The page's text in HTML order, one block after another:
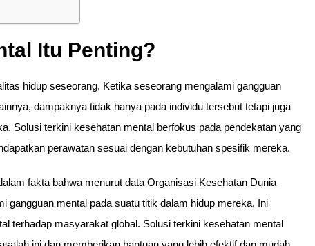
Itu Penting?
hidup seseorang. Ketika seseorang mengalami gangguan
dampaknya tidak hanya pada individu tersebut tetapi juga
Solusi terkini kesehatan mental berfokus pada pendekatan yang
perawatan sesuai dengan kebutuhan spesifik mereka.
fakta bahwa menurut data Organisasi Kesehatan Dunia
gangguan mental pada suatu titik dalam hidup mereka. Ini
terhadap masyarakat global. Solusi terkini kesehatan mental